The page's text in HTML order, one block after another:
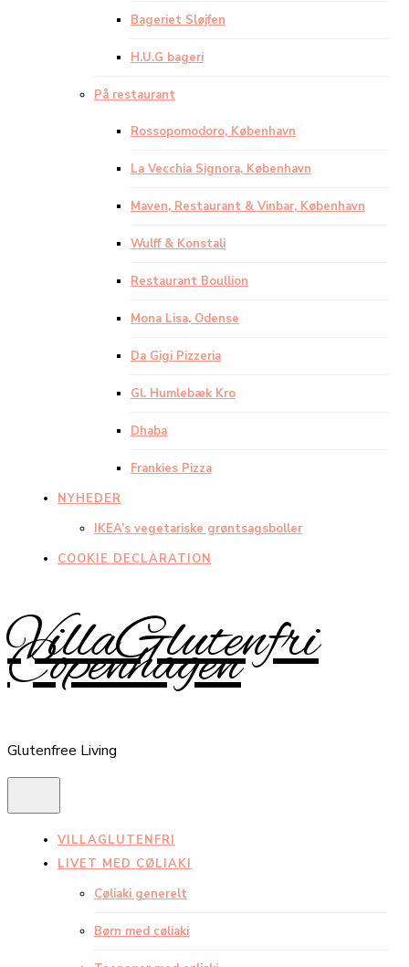
Bageriet Sløjfen
H.U.G bageri
På restaurant
Rossopomodoro, København
La Vecchia Signora, København
Maven, Restaurant & Vinbar, København
Wulff & Konstali
Restaurant Boullion
Mona Lisa, Odense
Da Gigi Pizzeria
Gl. Humlebæk Kro
Dhaba
Frankies Pizza
NYHEDER
IKEA’s vegetariske grøntsagsboller
COOKIE DECLARATION
VillaGlutenfri
Copenhagen
Glutenfree Living
VILLAGLUTENFRI
LIVET MED CØLIAKI
Cøliaki generelt
Børn med cøliaki